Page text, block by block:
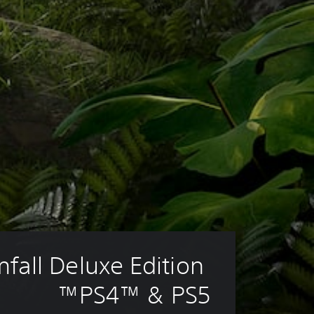
Deluxe Edition
PS4™ & PS5™